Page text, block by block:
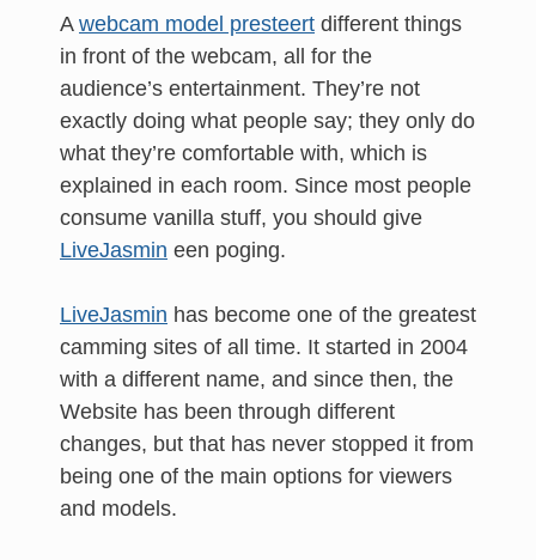
A webcam model presteert different things
in front of the webcam, all for the
audience’s entertainment. They’re not
exactly doing what people say; they only do
what they’re comfortable with, which is
explained in each room. Since most people
consume vanilla stuff, you should give
LiveJasmin een poging.
LiveJasmin has become one of the greatest
camming sites of all time. It started in 2004
with a different name, and since then, the
Website has been through different
changes, but that has never stopped it from
being one of the main options for viewers
and models.